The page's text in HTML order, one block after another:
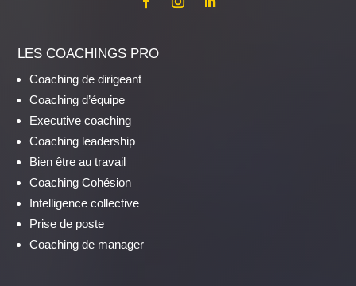
LES COACHINGS PRO
Coaching de dirigeant
Coaching d’équipe
Executive coaching
Coaching leadership
Bien être au travail
Coaching Cohésion
Intelligence collective
Prise de poste
Coaching de manager